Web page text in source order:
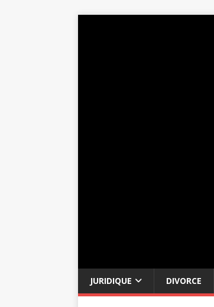
JURIDIQUE DIVORCE